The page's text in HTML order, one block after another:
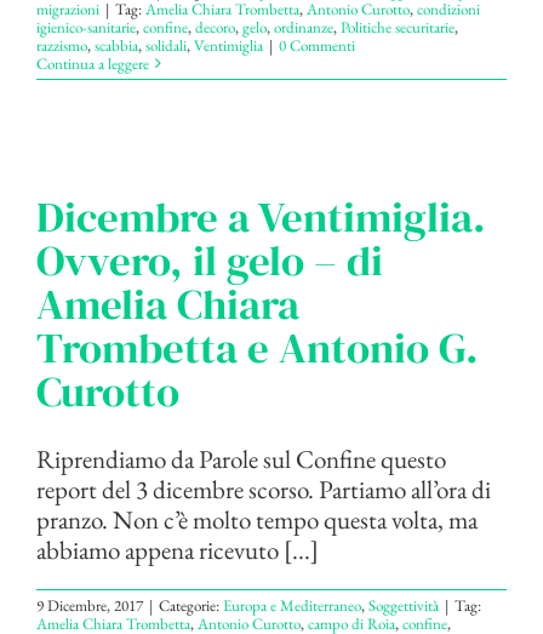
migrazioni | Tag:Amelia Chiara Trombetta,Antonio Curotto,condizioni
igienico-sanitarie,confine,decoro,gelo,ordinanze,Politiche securitarie,
razzismo,scabbia,solidali,Ventimiglia | 0 Commenti
Continua a leggere
Dicembre a Ventimiglia.
Ovvero, il gelo – di
Amelia Chiara
Trombetta e Antonio G.
Curotto
Riprendiamo da Parole sul Confine questo
report del 3 dicembre scorso. Partiamo all’ora di
pranzo. Non c’è molto tempo questa volta, ma
abbiamo appena ricevuto [...]
9 Dicembre, 2017 | Categorie:Europa e Mediterraneo,Soggettività | Tag:
Amelia Chiara Trombetta,Antonio Curotto,campo di Roia,confine,